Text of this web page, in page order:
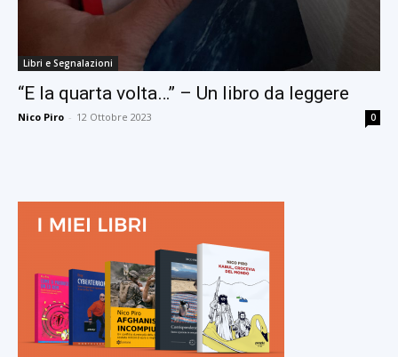
Libri e Segnalazioni
“E la quarta volta…” – Un libro da leggere
Nico Piro - 12 Ottobre 2023 0